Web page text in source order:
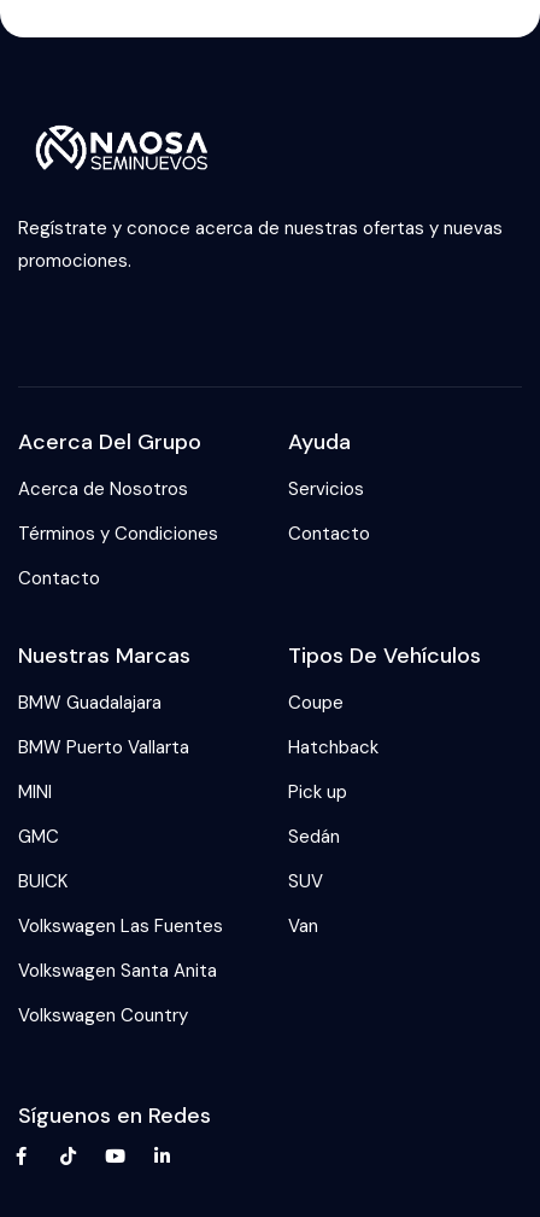
Regístrate y conoce acerca de nuestras ofertas y nuevas
promociones.
Acerca Del Grupo
Acerca de Nosotros
Términos y Condiciones
Contacto
Ayuda
Servicios
Contacto
Nuestras Marcas
BMW Guadalajara
BMW Puerto Vallarta
MINI
GMC
BUICK
Volkswagen Las Fuentes
Volkswagen Santa Anita
Volkswagen Country
Tipos De Vehículos
Coupe
Hatchback
Pick up
Sedán
SUV
Van
Síguenos en Redes